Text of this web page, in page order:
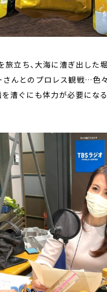
立ち、大海に漕ぎ出した
さんとのプロレス観戦…色
漕ぐにも体力が必要にな